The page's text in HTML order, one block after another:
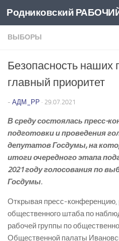
Перейти к содержимому
Родниковский
ВЫБОРЫ
Безопасность наших
главный приоритет
- АДМ_РР · 29.07.2021
В среду состоялась пресс-
подготовки и проведения
депутатов Госдумы, на
итоги очередного этапа
2021 году голосования по
Госдумы.
Открывая пресс-конференцию,
общественного штаба по
рабочей группы по
Общественной палаты